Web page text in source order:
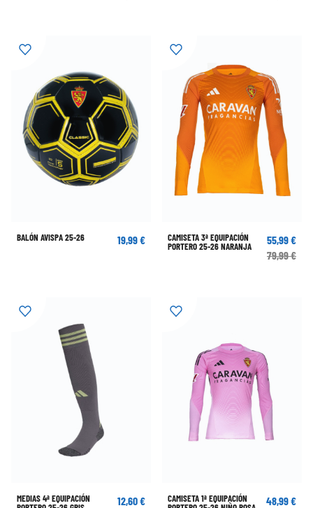
BALÓN AVISPA 25-26 19,99 €
CAMISETA 3ª EQUIPACIÓN
PORTERO 25-26 NARANJA
55,99 €
79,99 €
MEDIAS 4ª EQUIPACIÓN
12,60 €
CAMISETA 1ª EQUIPACIÓN
48,99 €